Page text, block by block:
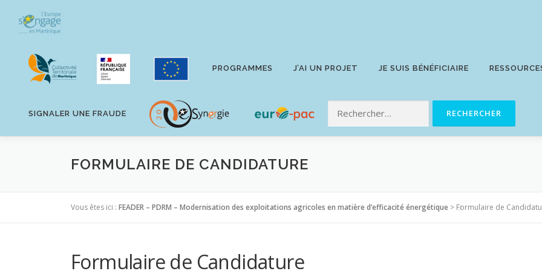
contenu
PROGRAMMES J’AI UN PROJET JE SUIS BÉNÉFICIAIRE
SIGNALER UNE FRAUDE
FORMULAIRE DE CANDIDATURE
Vous êtes ici : FEADER – PDRM – Modernisation des exploitations agricoles en matière d’efficacité énergétique > Formulaire de
Formulaire de Candidature